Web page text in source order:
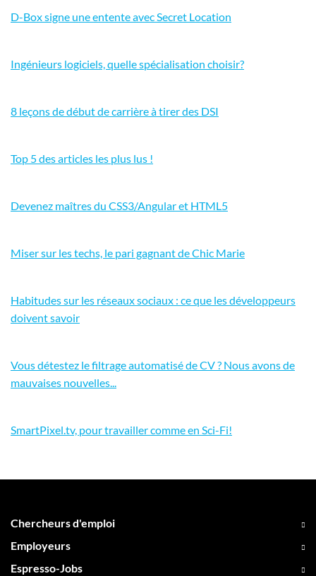
D-Box signe une entente avec Secret Location
Ingénieurs logiciels, quelle spécialisation choisir?
8 leçons de début de carrière à tirer des DSI
Top 5 des articles les plus lus !
Devenez maîtres du CSS3/Angular et HTML5
Miser sur les techs, le pari gagnant de Chic Marie
Habitudes sur les réseaux sociaux : ce que les développeurs
doivent savoir
Vous détestez le filtrage automatisé de CV ? Nous avons de
mauvaises nouvelles...
SmartPixel.tv, pour travailler comme en Sci-Fi!
Chercheurs d'emploi
Employeurs
Espresso-Jobs